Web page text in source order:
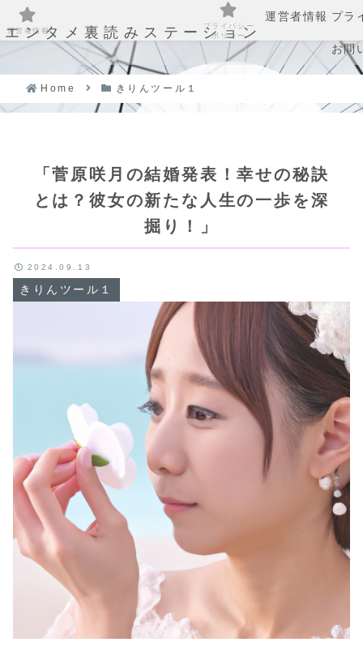
エンタメ裏読みステーション
運営者情報 プラ
お問
Home きりんツール１
「菅原咲月の結婚発表！幸せの秘訣
とは？彼女の新たな人生の一歩を深
掘り！」
きりんツール１
2024.09.13
運営者情報
プライバシー
ポリシー